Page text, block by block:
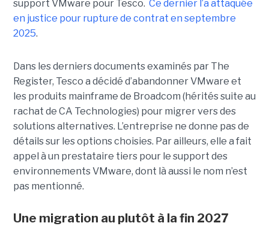
support VMware pour Tesco. Ce dernier l’a attaquée
en justice pour rupture de contrat en septembre
2025.
Dans les derniers documents examinés par The
Register, Tesco a décidé d’abandonner VMware et
les produits mainframe de Broadcom (hérités suite au
rachat de CA Technologies) pour migrer vers des
solutions alternatives. L’entreprise ne donne pas de
détails sur les options choisies. Par ailleurs, elle a fait
appel à un prestataire tiers pour le support des
environnements VMware, dont là aussi le nom n’est
pas mentionné.
Une migration au plutôt à la fin 2027